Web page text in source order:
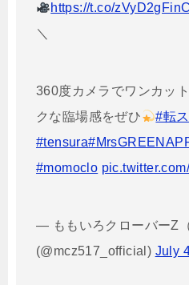
https://t.co/zVyD2gFinC
＼
360度カメラでワンカッ
クな臨場感をぜひ
#転
#tensura
#momoclo
— ももいろクローバーZ
(@mcz517_official) July